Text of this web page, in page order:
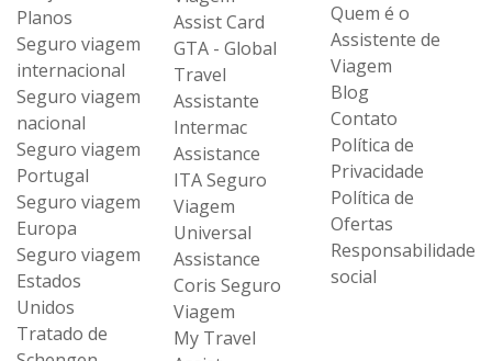
Planos
Seguro viagem
internacional
Seguro viagem
nacional
Seguro viagem
Portugal
Seguro viagem
Europa
Seguro viagem
Estados
Unidos
Tratado de
Assist Card
GTA - Global
Travel
Assistante
Intermac
Assistance
ITA Seguro
Viagem
Universal
Assistance
Coris Seguro
Viagem
My Travel
Quem é o
Assistente de
Viagem
Blog
Contato
Política de
Privacidade
Política de
Ofertas
Responsabilidade
social